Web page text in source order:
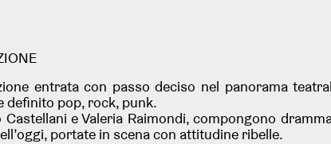
entrata con passo deciso nel panorama
definito pop, rock, punk.
e Valeria Raimondi, compongono
portate in scena con attitudine ribelle.